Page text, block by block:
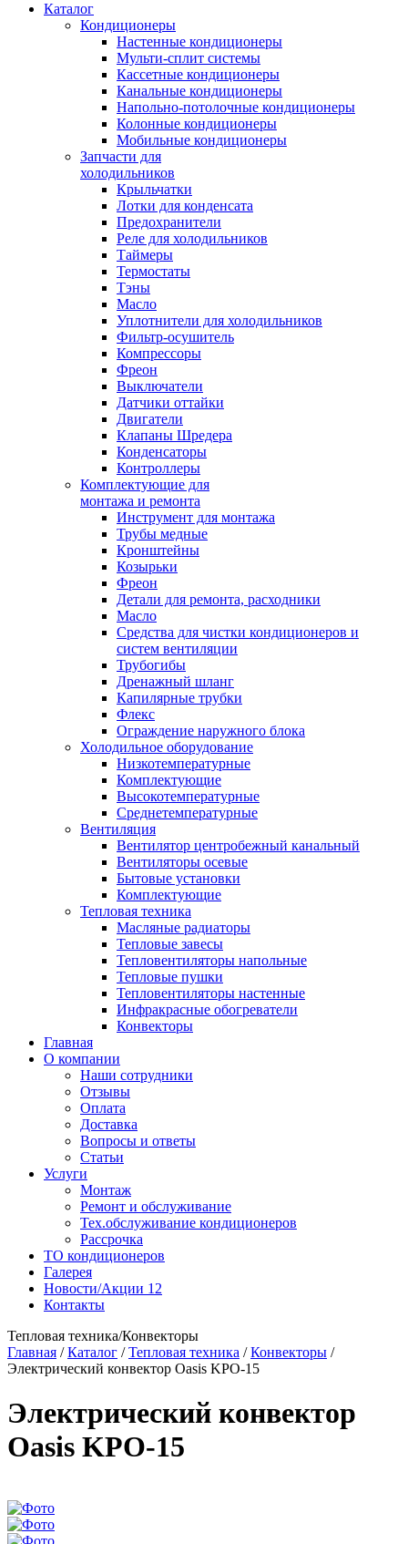
Каталог
Кондиционеры
Настенные кондиционеры
Мульти-сплит системы
Кассетные кондиционеры
Канальные кондиционеры
Напольно-потолочные кондиционеры
Колонные кондиционеры
Мобильные кондиционеры
Запчасти для
холодильников
Крыльчатки
Лотки для конденсата
Предохранители
Реле для холодильников
Таймеры
Термостаты
Тэны
Масло
Уплотнители для холодильников
Фильтр-осушитель
Компрессоры
Фреон
Выключатели
Датчики оттайки
Двигатели
Клапаны Шредера
Конденсаторы
Контроллеры
Комплектующие для
монтажа и ремонта
Инструмент для монтажа
Трубы медные
Кронштейны
Козырьки
Фреон
Детали для ремонта, расходники
Масло
Средства для чистки кондиционеров и
систем вентиляции
Трубогибы
Дренажный шланг
Капилярные трубки
Флекс
Ограждение наружного блока
Холодильное оборудование
Низкотемпературные
Комплектующие
Высокотемпературные
Среднетемпературные
Вентиляция
Вентилятор центробежный канальный
Вентиляторы осевые
Бытовые установки
Комплектующие
Тепловая техника
Масляные радиаторы
Тепловые завесы
Тепловентиляторы напольные
Тепловые пушки
Тепловентиляторы настенные
Инфракрасные обогреватели
Конвекторы
Главная
О компании
Наши сотрудники
Отзывы
Оплата
Доставка
Вопросы и ответы
Статьи
Услуги
Монтаж
Ремонт и обслуживание
Тех.обслуживание кондиционеров
Рассрочка
ТО кондиционеров
Галерея
Новости/Акции 12
Контакты
Тепловая техника/Конвекторы
Главная /Каталог /Тепловая техника /Конвекторы /
Электрический конвектор Oasis KPO-15
Электрический конвектор
Oasis KPO-15